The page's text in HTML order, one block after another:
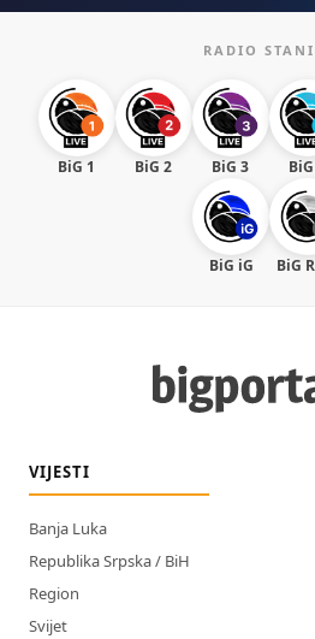
RADIO
BiG 1 BiG 2 BiG 3
BiG iG BiG
VIJESTI
Banja Luka
Republika Srpska / BiH
Region
Svijet